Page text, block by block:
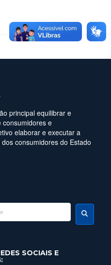
principal equilibrar e
consumidores e
elaborar e executar a
consumidores do Estado
SOCIAIS E